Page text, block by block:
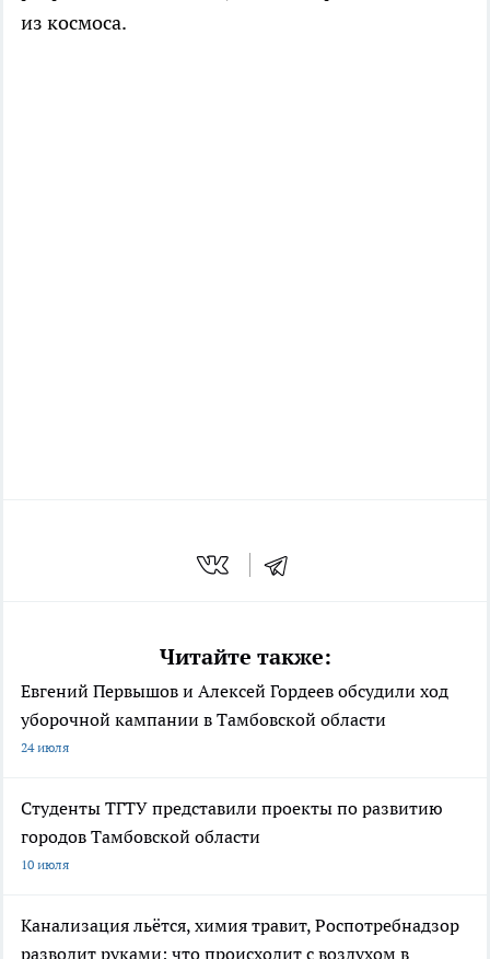
из космоса.
Читайте также:
Евгений Первышов и Алексей Гордеев обсудили ход
уборочной кампании в Тамбовской области
24 июля
Студенты ТГТУ представили проекты по развитию
городов Тамбовской области
10 июля
Канализация льётся, химия травит, Роспотребнадзор
разводит руками: что происходит с воздухом в